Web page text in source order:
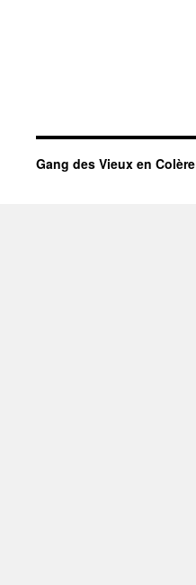
Gang des Vieux en Colère